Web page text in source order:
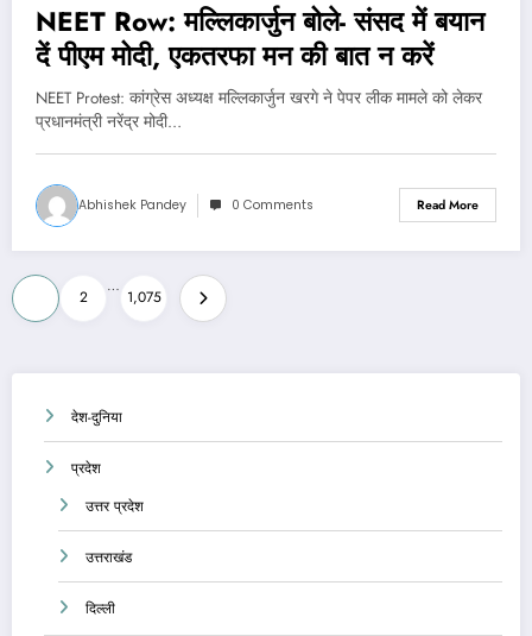
NEET Row: मल्लिकार्जुन बोले- संसद में बयान
दें पीएम मोदी, एकतरफा मन की बात न करें
NEET Protest: कांग्रेस अध्यक्ष मल्लिकार्जुन खरगे ने पेपर लीक मामले को लेकर
प्रधानमंत्री नरेंद्र मोदी…
Abhishek Pandey 0 Comments Read More
Posts
pagination
2
…
1,075
देश-दुनिया
प्रदेश
उत्तर प्रदेश
उत्तराखंड
दिल्ली